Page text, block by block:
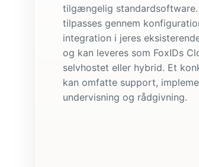
tilgængelig standardsoftware.
tilpasses gennem
integration i jeres
og kan leveres som FoxIDs
selvhostet eller hybrid. Et
kan omfatte support,
undervisning og rådgivning.